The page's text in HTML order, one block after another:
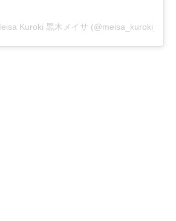
Kuroki 黒木メイサ (@meisa_kuroki_)